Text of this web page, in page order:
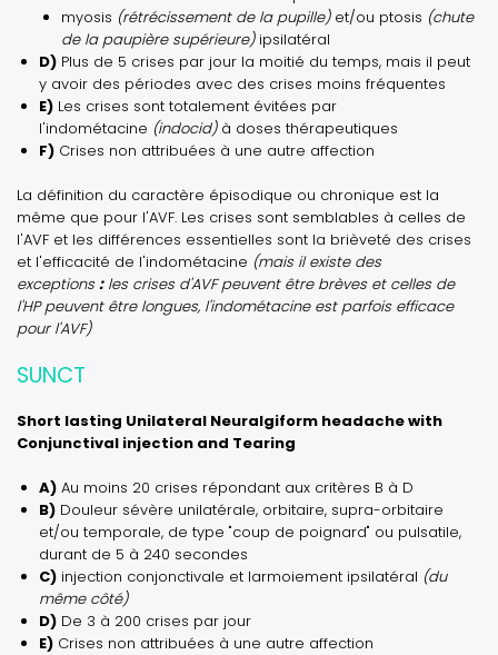
myosis (rétrécissement de la pupille)et/ou ptosis (chute
de la paupière supérieure)ipsilatéral
D) Plus de 5 crises par jour la moitié du temps, mais il peut
y avoir des périodes avec des crises moins fréquentes
E) Les crises sont totalement évitées par
l'indométacine (indocid)à doses thérapeutiques
F) Crises non attribuées à une autre affection
La définition du caractère épisodique ou chronique est la
même que pour l'AVF. Les crises sont semblables à celles de
l'AVF et les différences essentielles sont la brièveté des crises
et l'efficacité de l'indométacine (mais il existe des
exceptions:les crises d'AVF peuvent être brèves et celles de
l'HP peuvent être longues, l'indométacine est parfois efficace
pour l'AVF)
SUNCT
Short lasting Unilateral Neuralgiform headache with
Conjunctival injection and Tearing
A) Au moins 20 crises répondant aux critères B à D
B) Douleur sévère unilatérale, orbitaire, supra-orbitaire
et/ou temporale, de type "coup de poignard" ou pulsatile,
durant de 5 à 240 secondes
C) injection conjonctivale et larmoiement ipsilatéral (du
même côté)
D) De 3 à 200 crises par jour
E) Crises non attribuées à une autre affection